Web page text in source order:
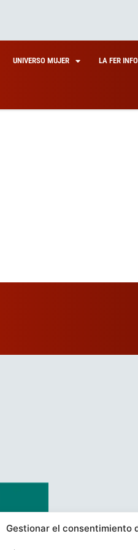
Gestionar el consentimiento
UNIVERSO MUJER LA FER